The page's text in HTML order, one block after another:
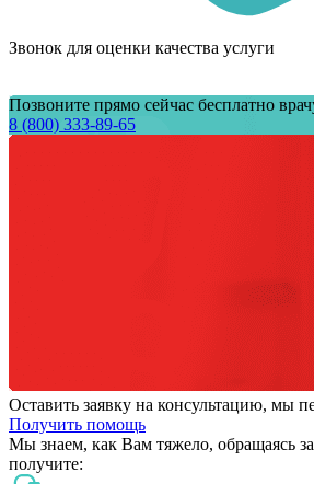
Звонок для оценки качества услуги
Позвоните прямо сейчас бесплатно
8 (800) 333-89-65
Оставить заявку на консультацию, мы
Получить помощь
Мы знаем, как Вам тяжело, обращаясь
получите: